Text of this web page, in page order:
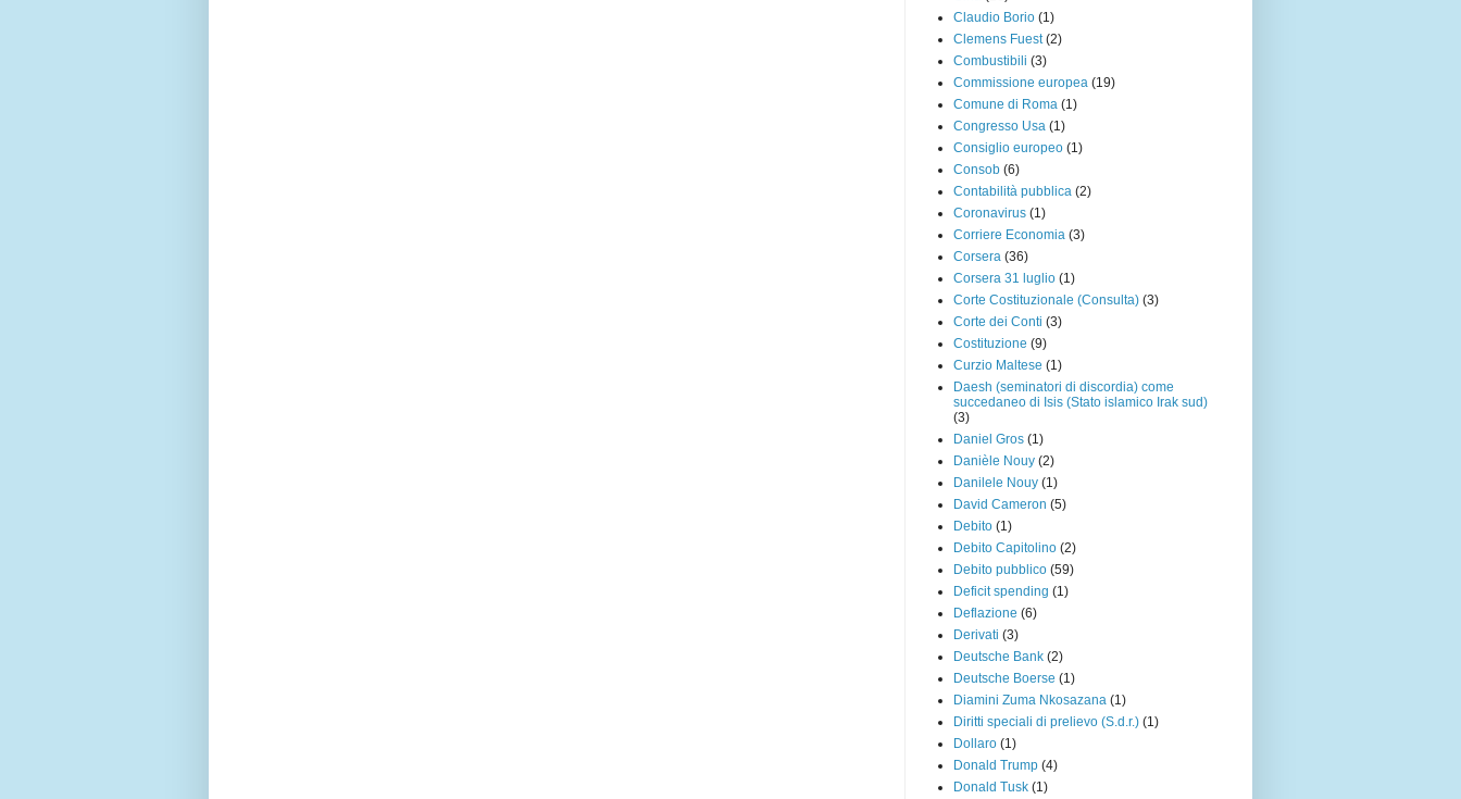
Claudio Borio (1)
Clemens Fuest (2)
Combustibili (3)
Commissione europea (19)
Comune di Roma (1)
Congresso Usa (1)
Consiglio europeo (1)
Consob (6)
Contabilità pubblica (2)
Coronavirus (1)
Corriere Economia (3)
Corsera (36)
Corsera 31 luglio (1)
Corte Costituzionale (Consulta) (3)
Corte dei Conti (3)
Costituzione (9)
Curzio Maltese (1)
Daesh (seminatori di discordia) come
succedaneo di Isis (Stato islamico Irak sud)
(3)
Daniel Gros (1)
Danièle Nouy (2)
Danilele Nouy (1)
David Cameron (5)
Debito (1)
Debito Capitolino (2)
Debito pubblico (59)
Deficit spending (1)
Deflazione (6)
Derivati (3)
Deutsche Bank (2)
Deutsche Boerse (1)
Diamini Zuma Nkosazana (1)
Diritti speciali di prelievo (S.d.r.) (1)
Dollaro (1)
Donald Trump (4)
Donald Tusk (1)